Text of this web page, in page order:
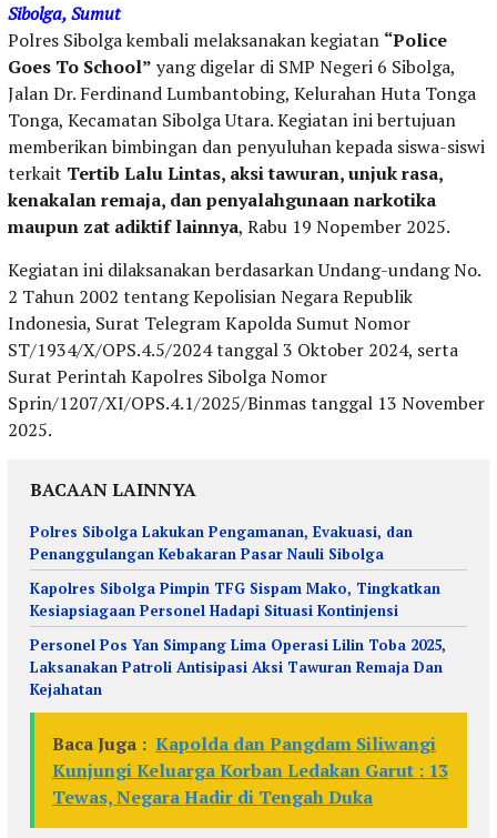
Sibolga, Sumut
Polres Sibolga kembali melaksanakan kegiatan “Police
Goes To School” yang digelar di SMP Negeri 6 Sibolga,
Jalan Dr. Ferdinand Lumbantobing, Kelurahan Huta Tonga
Tonga, Kecamatan Sibolga Utara. Kegiatan ini bertujuan
memberikan bimbingan dan penyuluhan kepada siswa-siswi
terkait Tertib Lalu Lintas, aksi tawuran, unjuk rasa,
kenakalan remaja, dan penyalahgunaan narkotika
maupun zat adiktif lainnya, Rabu 19 Nopember 2025.
Kegiatan ini dilaksanakan berdasarkan Undang-undang No.
2 Tahun 2002 tentang Kepolisian Negara Republik
Indonesia, Surat Telegram Kapolda Sumut Nomor
ST/1934/X/OPS.4.5/2024 tanggal 3 Oktober 2024, serta
Surat Perintah Kapolres Sibolga Nomor
Sprin/1207/XI/OPS.4.1/2025/Binmas tanggal 13 November
2025.
BACAAN LAINNYA
Polres Sibolga Lakukan Pengamanan, Evakuasi, dan
Penanggulangan Kebakaran Pasar Nauli Sibolga
Kapolres Sibolga Pimpin TFG Sispam Mako, Tingkatkan
Kesiapsiagaan Personel Hadapi Situasi Kontinjensi
Personel Pos Yan Simpang Lima Operasi Lilin Toba 2025,
Laksanakan Patroli Antisipasi Aksi Tawuran Remaja Dan
Kejahatan
Baca Juga : Kapolda dan Pangdam Siliwangi
Kunjungi Keluarga Korban Ledakan Garut : 13
Tewas, Negara Hadir di Tengah Duka